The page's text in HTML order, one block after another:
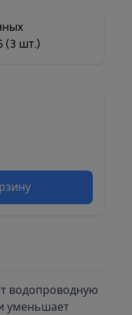
водопроводную
уменьшает